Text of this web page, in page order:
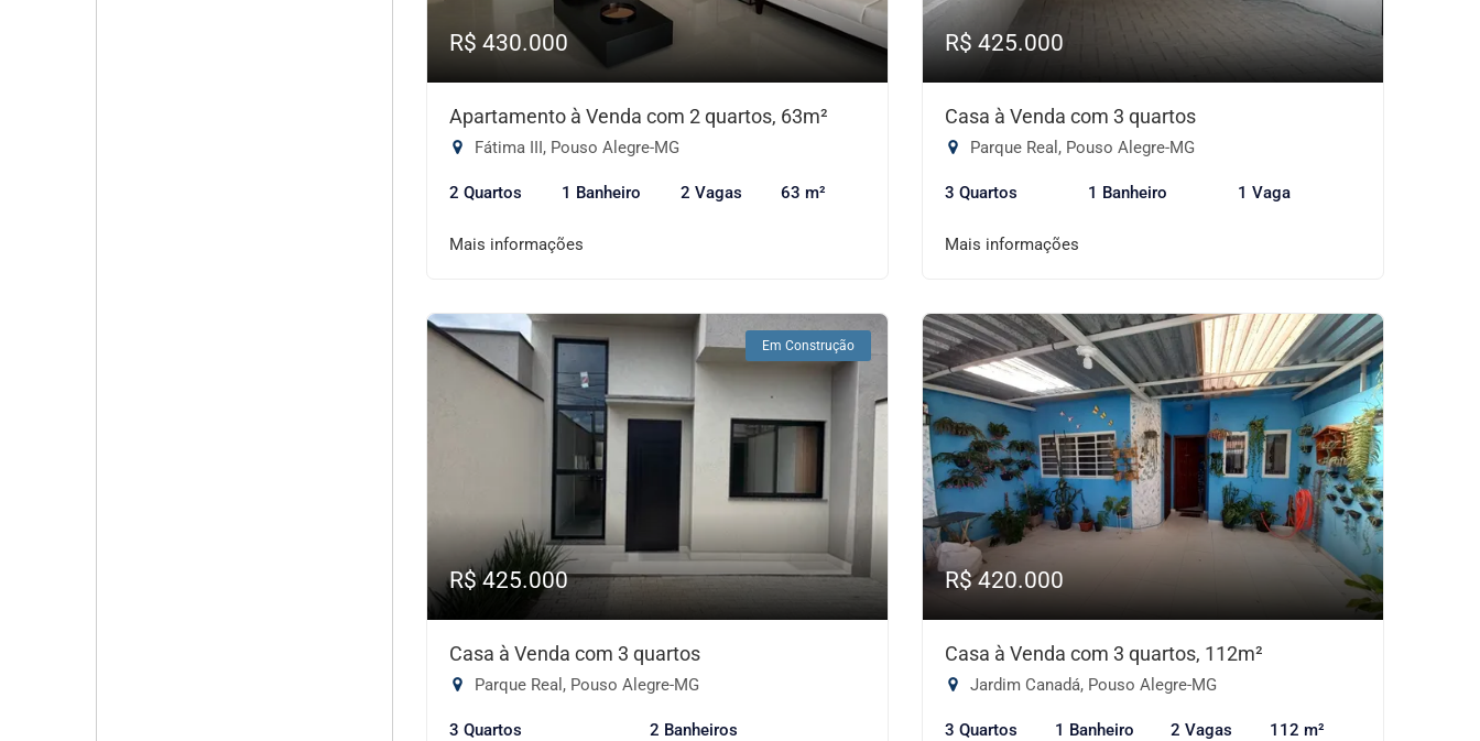
R$ 430.000
Apartamento à Venda com 2 quartos, 63m²
Fátima III, Pouso Alegre-MG
2 Quartos 1 Banheiro 2 Vagas 63 m²
Mais informações
R$ 425.000
Casa à Venda com 3 quartos
Parque Real, Pouso Alegre-MG
3 Quartos 1 Banheiro 1 Vaga
Mais informações
Em Construção
R$ 425.000
Casa à Venda com 3 quartos
Parque Real, Pouso Alegre-MG
3 Quartos 2 Banheiros
R$ 420.000
Casa à Venda com 3 quartos, 112m²
Jardim Canadá, Pouso Alegre-MG
3 Quartos 1 Banheiro 2 Vagas 112 m²